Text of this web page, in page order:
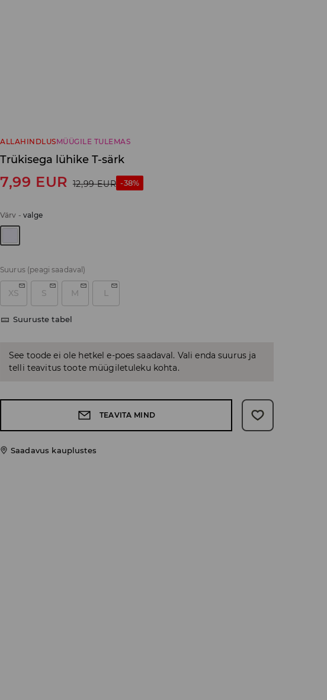
ALLAHINDLUSMÜÜGILE TULEMAS
Trükisega lühike T-särk
7,99 EUR 12,99 EUR -38%
Värv -valge
Suurus (peagi saadaval)
XS S M L
Suuruste tabel
See toode ei ole hetkel e-poes saadaval. Vali enda suurus ja
telli teavitus toote müügiletuleku kohta.
TEAVITA MIND
Saadavus kauplustes